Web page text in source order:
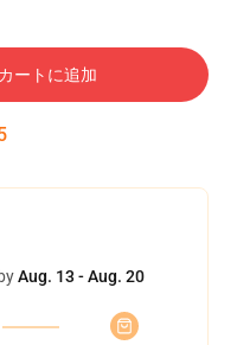
カートに追加
Aug. 13 - Aug. 20